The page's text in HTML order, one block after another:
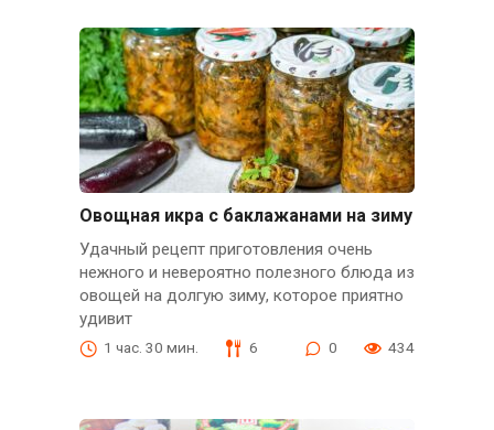
Овощная икра с баклажанами на зиму
Удачный рецепт приготовления очень
нежного и невероятно полезного блюда из
овощей на долгую зиму, которое приятно
удивит
1 час. 30 мин. 6 0 434